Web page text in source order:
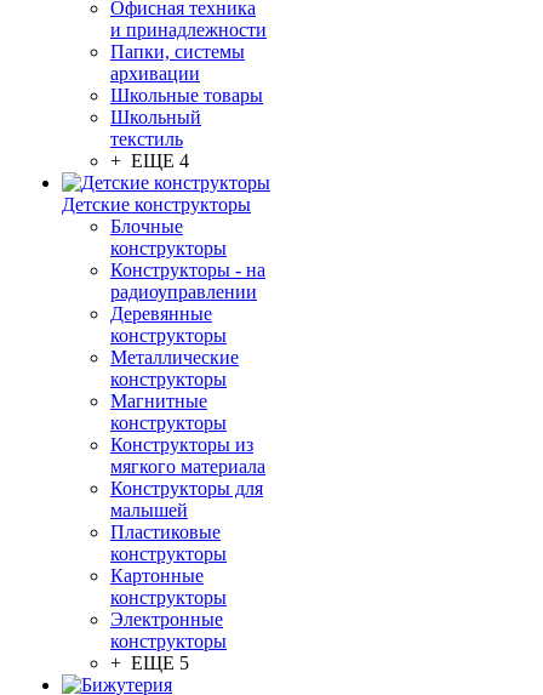
Офисная техника
и принадлежности
Папки, системы
архивации
Школьные товары
Школьный
текстиль
+ ЕЩЕ 4
Детские конструкторы
Блочные
конструкторы
Конструкторы - на
радиоуправлении
Деревянные
конструкторы
Металлические
конструкторы
Магнитные
конструкторы
Конструкторы из
мягкого материала
Конструкторы для
малышей
Пластиковые
конструкторы
Картонные
конструкторы
Электронные
конструкторы
+ ЕЩЕ 5